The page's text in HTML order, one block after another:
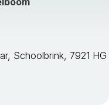
Schoolbrink, 7921 HG